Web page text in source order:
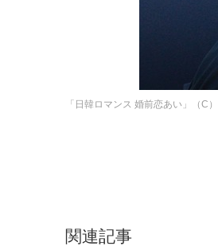
「日韓ロマンス 婚前恋あい」（C
関連記事